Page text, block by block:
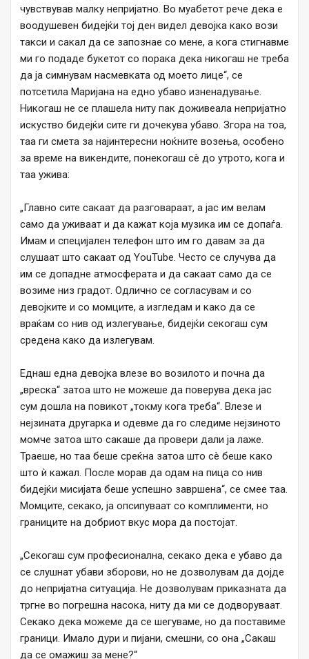
чувствував малку непријатно. Во муабетот рече дека е
воодушевен бидејќи тој ден видел девојка како вози
такси и сакал да се запознае со мене, а кога стигнавме
ми го подаде букетот со порака дека никогаш не треба
да ја симнувам насмевката од моето лице“, се
потсетила Маријана на едно убаво изненадување.
Никогаш не се плашела ниту пак доживеала непријатно
искуство бидејќи сите ги дочекува убаво. Згора на тоа,
таа ги смета за најинтересни ноќните возења, особено
за време на викендите, понекогаш сè до утрото, кога и
таа ужива:
„Главно сите сакаат да разговараат, а јас им велам
само да уживаат и да кажат која музика им се допаѓа.
Имам и специјален телефон што им го давам за да
слушаат што сакаат од YouTube. Често се случува да
им се допадне атмосферата и да сакаат само да се
возиме низ градот. Одлично се согласувам и со
девојките и со момците, а изгледам и како да се
враќам со нив од излегување, бидејќи секогаш сум
средена како да излегувам.
Еднаш една девојка влезе во возилото и почна да
„вреска“ затоа што не можеше да поверува дека јас
сум дошла на повикот „токму кога треба“. Влезе и
нејзината другарка и одевме да го следиме нејзиното
момче затоа што сакаше да провери дали ја лаже.
Траеше, но таа беше среќна затоа што сè беше како
што ѝ кажал. После морав да одам на пица со нив
бидејќи мисијата беше успешно завршена“, се смее таа.
Момците, секако, ја опсипуваат со комплименти, но
границите на добриот вкус мора да постојат.
„Секогаш сум професионална, секако дека е убаво да
се слушнат убави зборови, но не дозволувам да дојде
до непријатна ситуација. Не дозволувам приказната да
тргне во погрешна насока, ниту да ми се додворуваат.
Секако дека можеме да се шегуваме, но да поставиме
граници. Имало дури и пијани, смешни, со она „Сакаш
да се омажиш за мене?“